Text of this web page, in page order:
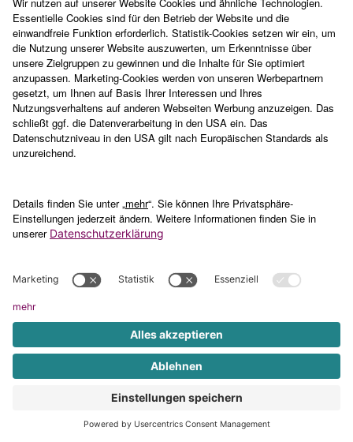
über Youcanbook.me eingegebenen Daten verbleiben
bei MieterEngel, bis der Kunde MieterEngel zur
Löschung auffordert oder der Zweck für die
Datenspeicherung entfällt, insbesondere nach
abgeschlossener Bearbeitung einer Anfrage, wobei
die Erforderlichkeit der Aufbewahrung der Daten
einmal im Jahr überprüft wird. Zwingende gesetzliche
Bestimmungen – insbesondere
5.5 Miamono
Zur möglichen Bonitätsprüfung potentieller Kunden
Höherweg 245, 40331 Düsseldorf, Deutschland. Die
Verarbeitung der Daten im Auftrag der
Verantwortlichen findet ausschließlich auf dem
Gebiet der Europäischen Union (EU) bzw. des
Europäischen Wirtschaftsraumes (EWR) / der
Bundesrepublik Deutschland statt. Nach Abschluss
nach Aufforderung durch die Verantwortliche, jedoch